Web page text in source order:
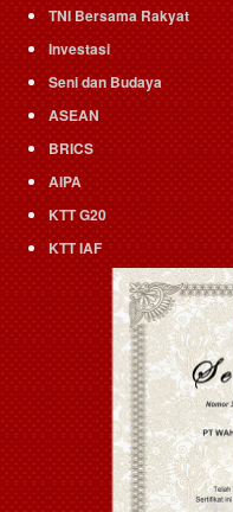
TNI Bersama Rakyat
Investasi
Seni dan Budaya
ASEAN
BRICS
AIPA
KTT G20
KTT IAF